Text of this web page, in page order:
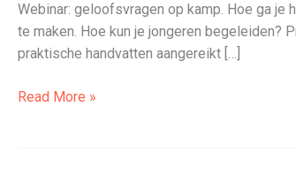
Webinar: geloofsvragen op kamp. Hoe ga
te maken. Hoe kun je jongeren begeleiden?
praktische handvatten aangereikt […]
Webinar:
Read More »